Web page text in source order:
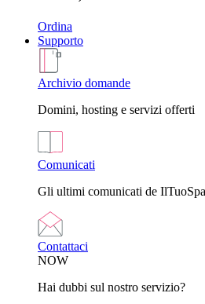
Ordina
Supporto
Archivio domande
Domini, hosting e servizi offerti
Comunicati
Gli ultimi comunicati de
Contattaci
NOW
Hai dubbi sul nostro servizio?